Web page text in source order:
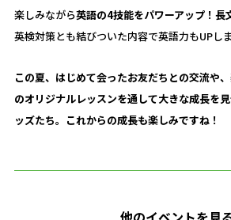
楽しみながら英語の4技能をパワーアップ！長
英検対策とも結びついた内容で英語力もUPし
この夏、はじめて会ったお友だちとの交流や
のオリジナルレッスンを通して大きな成長を
ッズたち。これからの成長も楽しみですね！